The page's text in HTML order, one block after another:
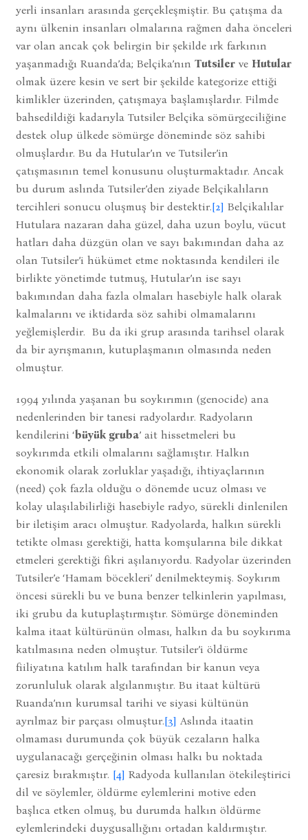
yerli insanları arasında gerçekleşmiştir. Bu çatışma da
aynı ülkenin insanları olmalarına rağmen daha önceleri
var olan ancak çok belirgin bir şekilde ırk farkının
yaşanmadığı Ruanda’da; Belçika’nın Tutsilerve Hutular
olmak üzere kesin ve sert bir şekilde kategorize ettiği
kimlikler üzerinden, çatışmaya başlamışlardır. Filmde
bahsedildiği kadarıyla Tutsiler Belçika sömürgeciliğine
destek olup ülkede sömürge döneminde söz sahibi
olmuşlardır. Bu da Hutular’ın ve Tutsiler’in
çatışmasının temel konusunu oluşturmaktadır. Ancak
bu durum aslında Tutsiler’den ziyade Belçikalıların
tercihleri sonucu oluşmuş bir destektir.[2] Belçikalılar
Hutulara nazaran daha güzel, daha uzun boylu, vücut
hatları daha düzgün olan ve sayı bakımından daha az
olan Tutsiler’i hükümet etme noktasında kendileri ile
birlikte yönetimde tutmuş, Hutular’ın ise sayı
bakımından daha fazla olmaları hasebiyle halk olarak
kalmalarını ve iktidarda söz sahibi olmamalarını
yeğlemişlerdir. Bu da iki grup arasında tarihsel olarak
da bir ayrışmanın, kutuplaşmanın olmasında neden
olmuştur.
1994 yılında yaşanan bu soykırımın (genocide) ana
nedenlerinden bir tanesi radyolardır. Radyoların
kendilerini ‘büyük gruba’ ait hissetmeleri bu
soykırımda etkili olmalarını sağlamıştır. Halkın
ekonomik olarak zorluklar yaşadığı, ihtiyaçlarının
(need) çok fazla olduğu o dönemde ucuz olması ve
kolay ulaşılabilirliği hasebiyle radyo, sürekli dinlenilen
bir iletişim aracı olmuştur. Radyolarda, halkın sürekli
tetikte olması gerektiği, hatta komşularına bile dikkat
etmeleri gerektiği fikri aşılanıyordu. Radyolar üzerinden
Tutsiler’e ‘Hamam böcekleri’ denilmekteymiş. Soykırım
öncesi sürekli bu ve buna benzer telkinlerin yapılması,
iki grubu da kutuplaştırmıştır. Sömürge döneminden
kalma itaat kültürünün olması, halkın da bu soykırıma
katılmasına neden olmuştur. Tutsiler’i öldürme
fiiliyatına katılım halk tarafından bir kanun veya
zorunluluk olarak algılanmıştır. Bu itaat kültürü
Ruanda’nın kurumsal tarihi ve siyasi kültünün
ayrılmaz bir parçası olmuştur.[3] Aslında itaatin
olmaması durumunda çok büyük cezaların halka
uygulanacağı gerçeğinin olması halkı bu noktada
çaresiz bırakmıştır. [4] Radyoda kullanılan ötekileştirici
dil ve söylemler, öldürme eylemlerini motive eden
başlıca etken olmuş, bu durumda halkın öldürme
eylemlerindeki duygusallığını ortadan kaldırmıştır.